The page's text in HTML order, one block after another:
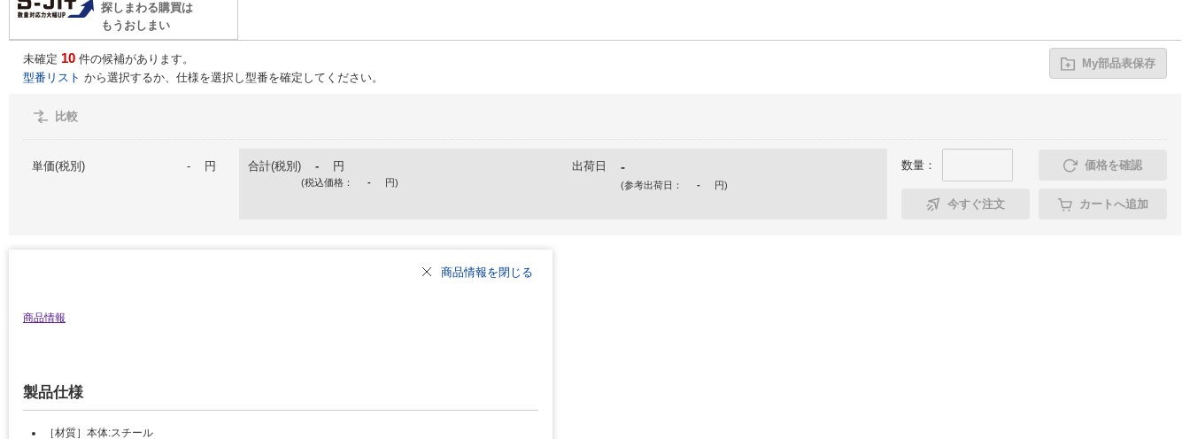
探しまわる購買は
もうおしまい
未確定 10 件の候補があります。
型番リスト から選択するか、仕様を選択し型番を確定してください。
My部品表保存
比較
単価(税別) - 円 合計(税別) - 円
(税込価格： - 円)
出荷日 -
(参考出荷日： - 円)
数量： 価格を確認
今すぐ注文 カートへ追加
商品情報を閉じる
商品情報
製品仕様
［材質］本体:スチール